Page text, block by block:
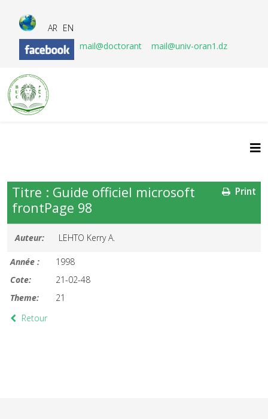
AR EN
mail@doctorant
mail@univ-oran1.dz
Print
Titre : Guide officiel microsoft
frontPage 98
Auteur: LEHTO Kerry A.
Année :
1998
Cote:
21-02-48
Theme:
21
Retour